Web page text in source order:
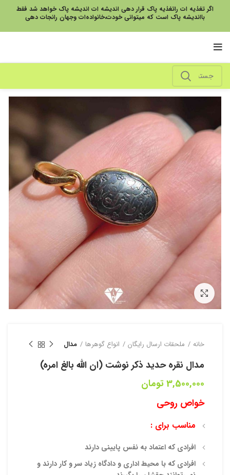
اگر تغذیه ات راتغذیه پاک قرار دهی اندیشه ات اندیشه پاک خواهد شد فقط
بااندیشه پاک است که میتوانی خودت،خانواده‌ات وجهان رانجات دهی
بزرگنمایی تصویر
خانه ملحقات ارسال رایگان انواع گوهرها مدال
مدال نقره حدید ذکر نوشت (ان الله بالغ امره)
3,500,000تومان
خواص روحی
مناسب برای :
افرادی که اعتماد به نفس پایینی دارند
افرادی که با محیط اداری و دادگاه زیاد سر و کار دارند و